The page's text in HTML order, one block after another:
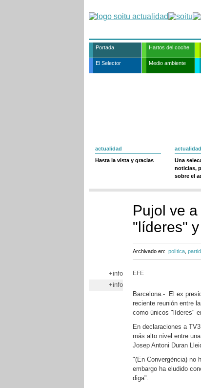
Portada Hartos del coche
El Selector Medio ambiente
actualidad
Hasta la vista y gracias
actualidad
Una
noticias,
sobre el
Pujol ve
"líderes"
Archivado en: política
+info
+info
EFE
Barcelona.- El ex
reciente reunión entre
como únicos "líderes"
En declaraciones a
más alto nivel entre
Josep Antoni Duran
"(En Convergència) no
embargo ha eludido
diga".